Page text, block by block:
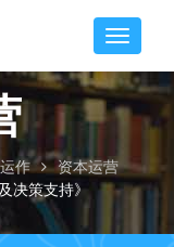
作
资本运营
决策支持》